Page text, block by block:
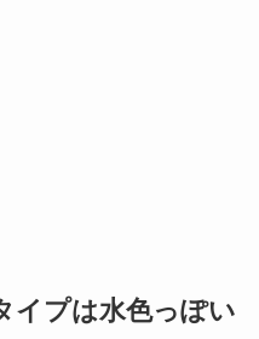
イプは水色っぽい